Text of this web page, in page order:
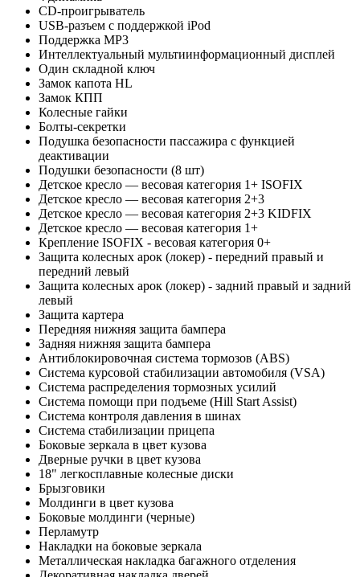
CD-проигрыватель
USB-разъем с поддержкой iPod
Поддержка MP3
Интеллектуальный мультиинформационный дисплей
Один складной ключ
Замок капота HL
Замок КПП
Колесные гайки
Болты-секретки
Подушка безопасности пассажира с функцией
деактивации
Подушки безопасности (8 шт)
Детское кресло — весовая категория 1+ ISOFIX
Детское кресло — весовая категория 2+3
Детское кресло — весовая категория 2+3 KIDFIX
Детское кресло — весовая категория 1+
Крепление ISOFIX - весовая категория 0+
Защита колесных арок (локер) - передний правый и
передний левый
Защита колесных арок (локер) - задний правый и задний
левый
Защита картера
Передняя нижняя защита бампера
Задняя нижняя защита бампера
Антиблокировочная система тормозов (ABS)
Система курсовой стабилизации автомобиля (VSA)
Система распределения тормозных усилий
Система помощи при подъеме (Hill Start Assist)
Система контроля давления в шинах
Система стабилизации прицепа
Боковые зеркала в цвет кузова
Дверные ручки в цвет кузова
18" легкосплавные колесные диски
Брызговики
Молдинги в цвет кузова
Боковые молдинги (черные)
Перламутр
Накладки на боковые зеркала
Металлическая накладка багажного отделения